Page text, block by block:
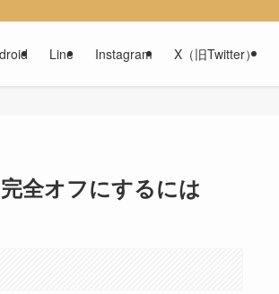
Line Instagram X（旧Twitter）
全オフにするには